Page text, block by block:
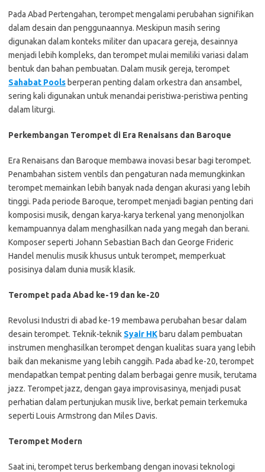
Pada Abad Pertengahan, terompet mengalami perubahan signifikan
dalam desain dan penggunaannya. Meskipun masih sering
digunakan dalam konteks militer dan upacara gereja, desainnya
menjadi lebih kompleks, dan terompet mulai memiliki variasi dalam
bentuk dan bahan pembuatan. Dalam musik gereja, terompet
Sahabat Pools berperan penting dalam orkestra dan ansambel,
sering kali digunakan untuk menandai peristiwa-peristiwa penting
dalam liturgi.
Perkembangan Terompet di Era Renaisans dan Baroque
Era Renaisans dan Baroque membawa inovasi besar bagi terompet.
Penambahan sistem ventils dan pengaturan nada memungkinkan
terompet memainkan lebih banyak nada dengan akurasi yang lebih
tinggi. Pada periode Baroque, terompet menjadi bagian penting dari
komposisi musik, dengan karya-karya terkenal yang menonjolkan
kemampuannya dalam menghasilkan nada yang megah dan berani.
Komposer seperti Johann Sebastian Bach dan George Frideric
Handel menulis musik khusus untuk terompet, memperkuat
posisinya dalam dunia musik klasik.
Terompet pada Abad ke-19 dan ke-20
Revolusi Industri di abad ke-19 membawa perubahan besar dalam
desain terompet. Teknik-teknik Syair HK baru dalam pembuatan
instrumen menghasilkan terompet dengan kualitas suara yang lebih
baik dan mekanisme yang lebih canggih. Pada abad ke-20, terompet
mendapatkan tempat penting dalam berbagai genre musik, terutama
jazz. Terompet jazz, dengan gaya improvisasinya, menjadi pusat
perhatian dalam pertunjukan musik live, berkat pemain terkemuka
seperti Louis Armstrong dan Miles Davis.
Terompet Modern
Saat ini, terompet terus berkembang dengan inovasi teknologi